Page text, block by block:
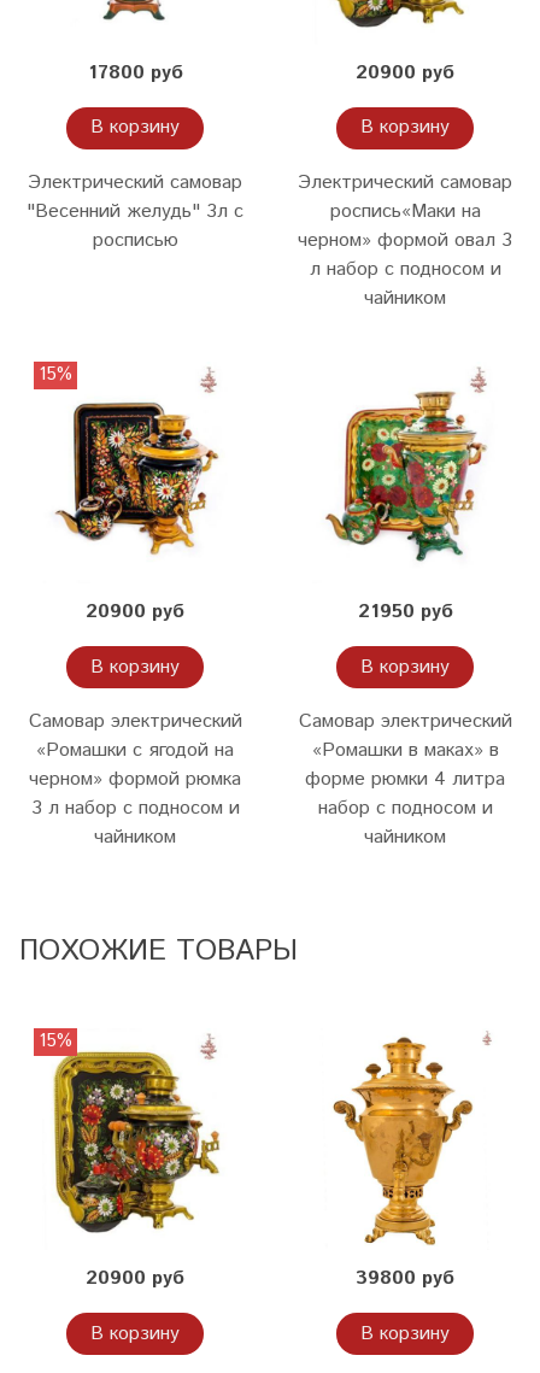
17800 руб
В корзину
Электрический самовар
"Весенний желудь" 3л с
росписью
20900 руб
В корзину
Электрический самовар
роспись«Маки на
черном» формой овал 3
л набор с подносом и
чайником
15%
20900 руб
В корзину
Самовар электрический
«Ромашки с ягодой на
черном» формой рюмка
3 л набор с подносом и
чайником
21950 руб
В корзину
Самовар электрический
«Ромашки в маках» в
форме рюмки 4 литра
набор с подносом и
чайником
ПОХОЖИЕ ТОВАРЫ
15%
20900 руб
В корзину
39800 руб
В корзину